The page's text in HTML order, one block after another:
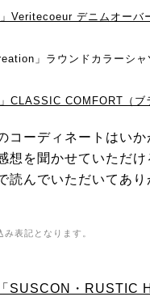
Veritecoeur デニムオーバ
」ラウンドカラーシャ
CLASSIC COMFORT（ブ
コーディネートはい
想を聞かせていただ
読んでいただいてあ
表記となります。
SUSCON・RUSTIC